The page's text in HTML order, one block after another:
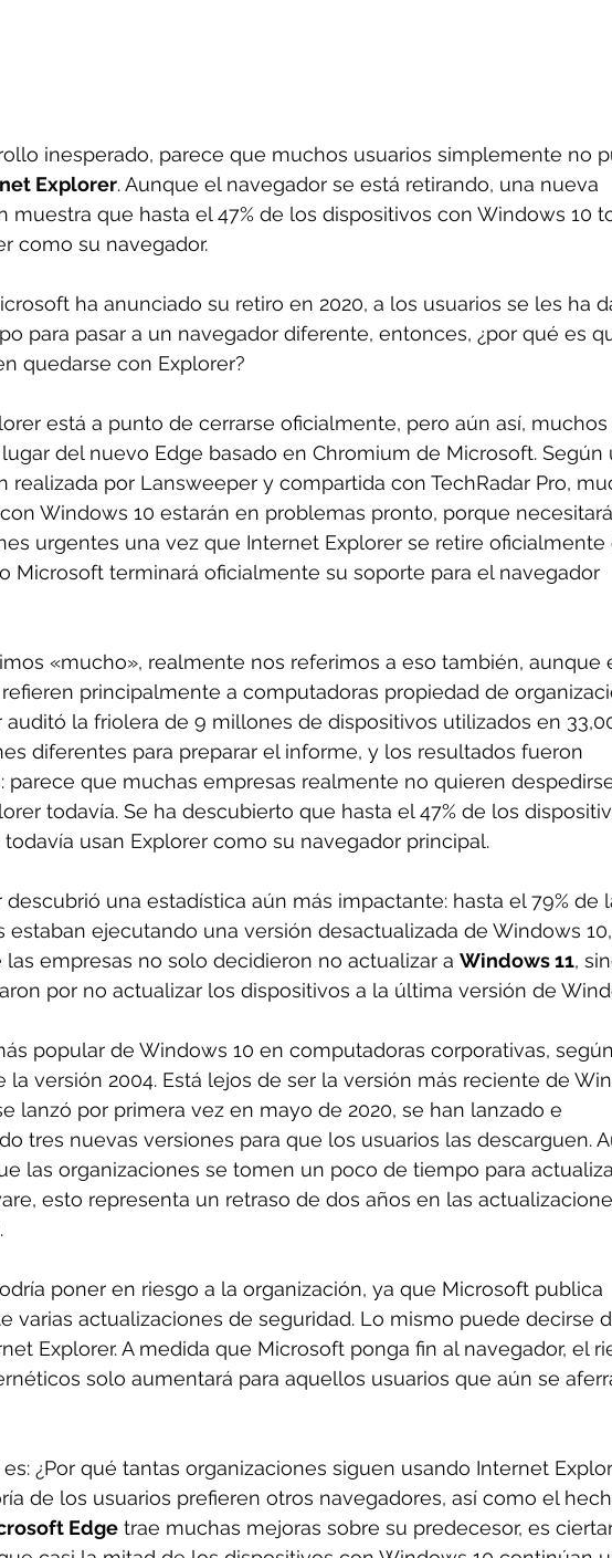
inesperado, parece que muchos usuarios simplemente no
Explorer. Aunque el navegador se está retirando, una nueva
muestra que hasta el 47% de los dispositivos con Windows 10
como su navegador.
ha anunciado su retiro en 2020, a los usuarios se les ha
para pasar a un navegador diferente, entonces, ¿por qué es
quedarse con Explorer?
está a punto de cerrarse oficialmente, pero aún así, muchos
del nuevo Edge basado en Chromium de Microsoft. Según
realizada por Lansweeper y compartida con TechRadar Pro,
Windows 10 estarán en problemas pronto, porque
urgentes una vez que Internet Explorer se retire oficialmente
Microsoft terminará oficialmente su soporte para el navegador
«mucho», realmente nos referimos a eso también, aunque
principalmente a computadoras propiedad de
auditó la friolera de 9 millones de dispositivos utilizados en
diferentes para preparar el informe, y los resultados fueron
parece que muchas empresas realmente no quieren
todavía. Se ha descubierto que hasta el 47% de los
usan Explorer como su navegador principal.
una estadística aún más impactante: hasta el 79% de
estaban ejecutando una versión desactualizada de Windows
las empresas no solo decidieron no actualizar a Windows 11,
por no actualizar los dispositivos a la última versión de
popular de Windows 10 en computadoras corporativas,
la versión 2004. Está lejos de ser la versión más reciente de
lanzó por primera vez en mayo de 2020, se han lanzado e
tres nuevas versiones para que los usuarios las descarguen.
las organizaciones se tomen un poco de tiempo para
esto representa un retraso de dos años en las
poner en riesgo a la organización, ya que Microsoft publica
varias actualizaciones de seguridad. Lo mismo puede decirse
Explorer. A medida que Microsoft ponga fin al navegador, el
solo aumentará para aquellos usuarios que aún se
¿Por qué tantas organizaciones siguen usando Internet
de los usuarios prefieren otros navegadores, así como el
Edge trae muchas mejoras sobre su predecesor, es